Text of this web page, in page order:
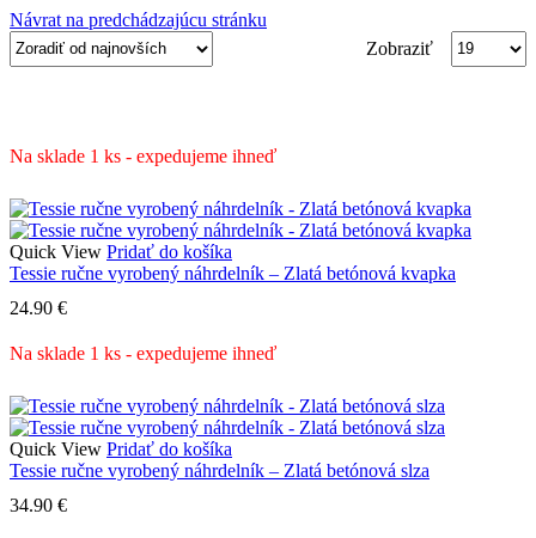
Návrat na predchádzajúcu stránku
Zobraziť
Produktov
na
Na sklade 1 ks - expedujeme ihneď
Quick View Pridať do košíka
Tessie ručne vyrobený náhrdelník – Zlatá betónová kvapka
24.90 €
Na sklade 1 ks - expedujeme ihneď
Quick View Pridať do košíka
Tessie ručne vyrobený náhrdelník – Zlatá betónová slza
34.90 €